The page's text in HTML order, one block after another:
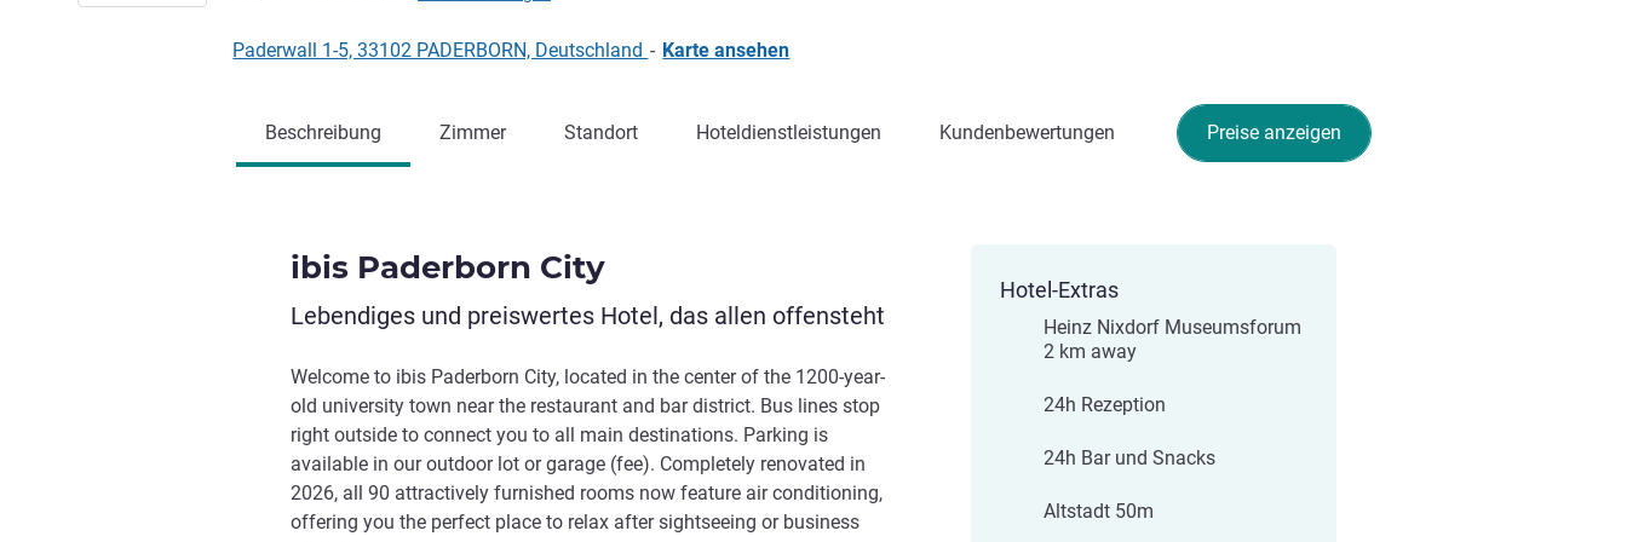
Paderwall 1-5, 33102 PADERBORN, Deutschland - Karte ansehen
Preise anzeigen
Beschreibung Zimmer Standort Hoteldienstleistungen Kundenbewertungen
ibis Paderborn City
Lebendiges und preiswertes Hotel, das allen offensteht
Welcome to ibis Paderborn City, located in the center of the 1200-year-
old university town near the restaurant and bar district. Bus lines stop
right outside to connect you to all main destinations. Parking is
available in our outdoor lot or garage (fee). Completely renovated in
2026, all 90 attractively furnished rooms now feature air conditioning,
offering you the perfect place to relax after sightseeing or business
Hotel-Extras
Heinz Nixdorf Museumsforum
2 km away
24h Rezeption
24h Bar und Snacks
Altstadt 50m